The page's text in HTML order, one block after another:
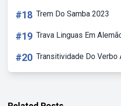
#18 Trem Do Samba 2023
#19 Trava Linguas Em
#20 Transitividade Do Verbo